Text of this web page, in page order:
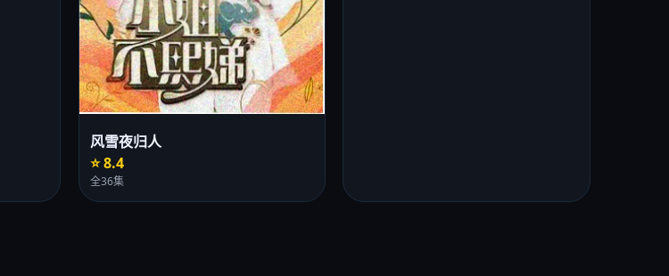
风雪夜归人
⭐ 8.4
全36集